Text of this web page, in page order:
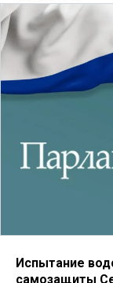
Испытание
самозащиты